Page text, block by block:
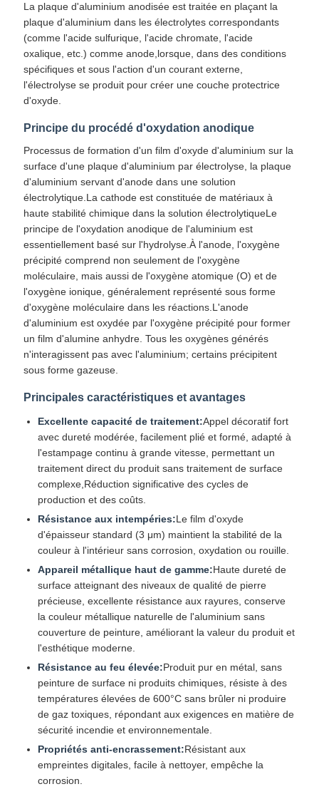
La plaque d'aluminium anodisée est traitée en plaçant la
plaque d'aluminium dans les électrolytes correspondants
(comme l'acide sulfurique, l'acide chromate, l'acide
oxalique, etc.) comme anode,lorsque, dans des conditions
spécifiques et sous l'action d'un courant externe,
l'électrolyse se produit pour créer une couche protectrice
d'oxyde.
Principe du procédé d'oxydation anodique
Processus de formation d'un film d'oxyde d'aluminium sur la
surface d'une plaque d'aluminium par électrolyse, la plaque
d'aluminium servant d'anode dans une solution
électrolytique.La cathode est constituée de matériaux à
haute stabilité chimique dans la solution électrolytiqueLe
principe de l'oxydation anodique de l'aluminium est
essentiellement basé sur l'hydrolyse.À l'anode, l'oxygène
précipité comprend non seulement de l'oxygène
moléculaire, mais aussi de l'oxygène atomique (O) et de
l'oxygène ionique, généralement représenté sous forme
d'oxygène moléculaire dans les réactions.L'anode
d'aluminium est oxydée par l'oxygène précipité pour former
un film d'alumine anhydre. Tous les oxygènes générés
n'interagissent pas avec l'aluminium; certains précipitent
sous forme gazeuse.
Principales caractéristiques et avantages
Excellente capacité de traitement:Appel décoratif fort
avec dureté modérée, facilement plié et formé, adapté à
l'estampage continu à grande vitesse, permettant un
traitement direct du produit sans traitement de surface
complexe,Réduction significative des cycles de
production et des coûts.
Résistance aux intempéries:Le film d'oxyde
d'épaisseur standard (3 μm) maintient la stabilité de la
couleur à l'intérieur sans corrosion, oxydation ou rouille.
Appareil métallique haut de gamme:Haute dureté de
surface atteignant des niveaux de qualité de pierre
précieuse, excellente résistance aux rayures, conserve
la couleur métallique naturelle de l'aluminium sans
couverture de peinture, améliorant la valeur du produit et
l'esthétique moderne.
Résistance au feu élevée:Produit pur en métal, sans
peinture de surface ni produits chimiques, résiste à des
températures élevées de 600°C sans brûler ni produire
de gaz toxiques, répondant aux exigences en matière de
sécurité incendie et environnementale.
Propriétés anti-encrassement:Résistant aux
empreintes digitales, facile à nettoyer, empêche la
corrosion.